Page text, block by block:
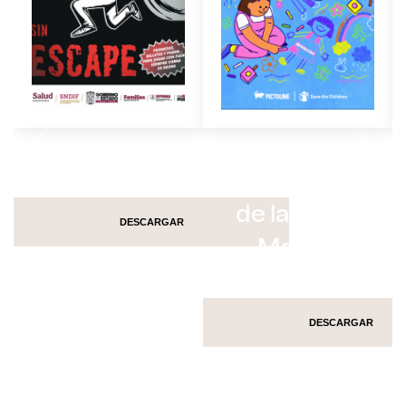
DESCARGAR
de la Salud
Mental
DESCARGAR